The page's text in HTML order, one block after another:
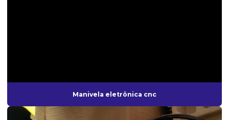
Servo motor industrial
Servo motor preço
Manivela eletrônica cnc